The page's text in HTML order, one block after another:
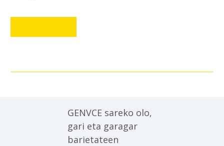
GENVCE sareko olo,
gari eta garagar
barietateen